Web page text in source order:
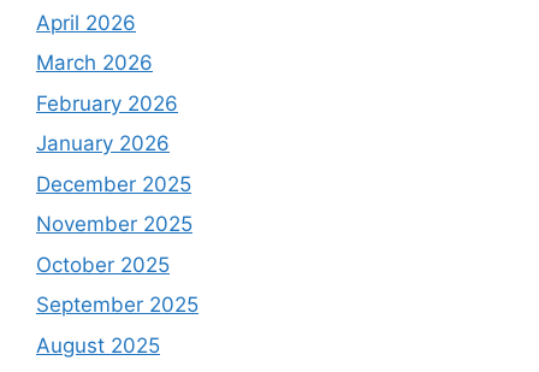
April 2026
March 2026
February 2026
January 2026
December 2025
November 2025
October 2025
September 2025
August 2025